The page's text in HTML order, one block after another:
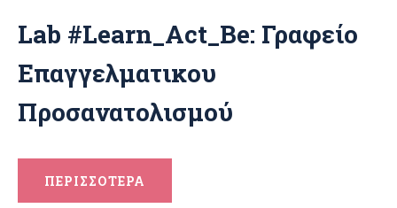
Lab #Learn_Act_Be: Γραφείο
Επαγγελματικου
Προσανατολισμού
ΠΕΡΙΣΣΟΤΕΡΑ